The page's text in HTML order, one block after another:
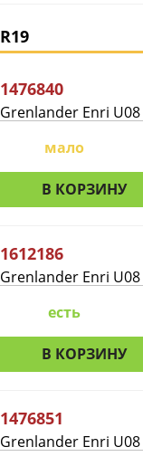
R19
1476840
Grenlander Enri U08
мало
В КОРЗИНУ
1612186
Grenlander Enri U08
есть
В КОРЗИНУ
1476851
Grenlander Enri U08